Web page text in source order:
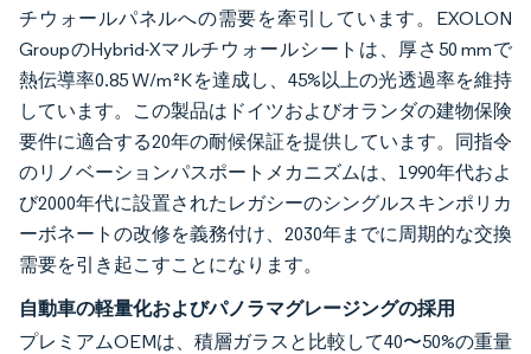
チウォールパネルへの需要を牽引しています。EXOLON
GroupのHybrid-Xマルチウォールシートは、厚さ50 mmで
熱伝導率0.85 W/m²Kを達成し、45%以上の光透過率を維持
しています。この製品はドイツおよびオランダの建物保険
要件に適合する20年の耐候保証を提供しています。同指令
のリノベーションパスポートメカニズムは、1990年代およ
び2000年代に設置されたレガシーのシングルスキンポリカ
ーボネートの改修を義務付け、2030年までに周期的な交換
需要を引き起こすことになります。
自動車の軽量化およびパノラマグレージングの採用
プレミアムOEMは、積層ガラスと比較して40〜50%の重量